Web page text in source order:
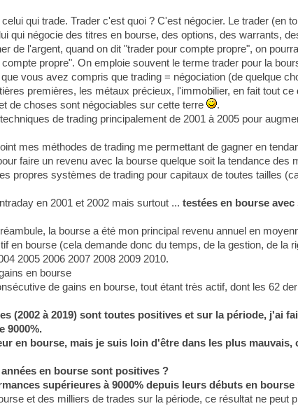
qui trade. Trader c'est quoi ? C'est négocier. Le trader (en
qui négocie des titres en bourse, des options, des warrants,
de l'argent, quand on dit "trader pour compte propre", on
propre". On emploie souvent le terme trader pour la
vous avez compris que trading = négociation (de quelque
premières, les métaux précieux, l'immobilier, en fait tout ce
de choses sont négociables sur cette terre
.
de trading principalement de 2001 à 2005 pour
mes méthodes de trading me permettant de gagner en
faire un revenu avec la bourse quelque soit la tendance des
propres systèmes de trading pour capitaux de toutes tailles
en 2001 et 2002 mais surtout ... testées en bourse
la bourse a été mon principal revenu annuel en
en bourse (cela demande donc du temps, de la gestion, de la
2005 2006 2007 2008 2009 2010.
en bourse
de gains en bourse, tout étant très actif, dont les 62
(2002 à 2019) sont toutes positives et sur la période, j'ai
9000%.
en bourse, mais je suis loin d'être dans les plus mauvais,
en bourse sont positives ?
supérieures à 9000% depuis leurs débuts en bourse
et des milliers de trades sur la période, ce résultat ne peut